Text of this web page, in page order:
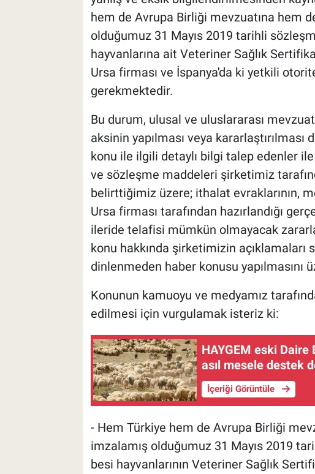
hem de Avrupa Birliği mevzuatına hem
olduğumuz 31 Mayıs 2019 tarihli
hayvanlarına ait Veteriner Sağlık
Ursa firması ve İspanya'da ki yetkili
gerekmektedir.
Bu durum, ulusal ve uluslararası
aksinin yapılması veya
konu ile ilgili detaylı bilgi talep edenler ile
ve sözleşme maddeleri şirketimiz
belirttiğimiz üzere; ithalat evraklarının,
Ursa firması tarafından hazırlandığı
ileride telafisi mümkün olmayacak
konu hakkında şirketimizin
dinlenmeden haber konusu yapılmasını
Konunun kamuoyu ve medyamız
edilmesi için vurgulamak isteriz ki:
HAYGEM eski Daire
asıl mesele destek
İçeriği Görüntüle
- Hem Türkiye hem de Avrupa Birliği
imzalamış olduğumuz 31 Mayıs 2019
besi hayvanlarının Veteriner Sağlık